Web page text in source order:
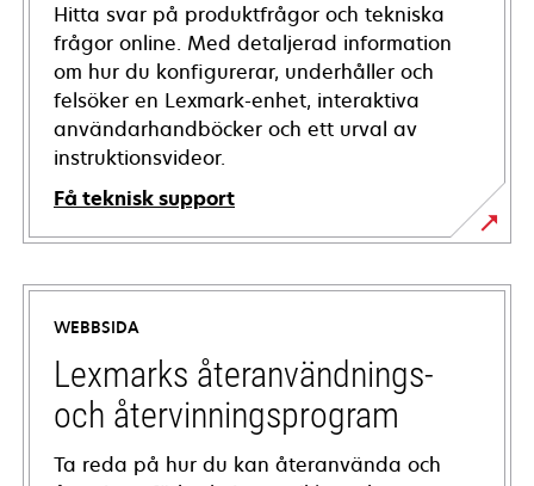
Hitta svar på produktfrågor och tekniska
frågor online. Med detaljerad information
om hur du konfigurerar, underhåller och
felsöker en Lexmark-enhet, interaktiva
användarhandböcker och ett urval av
instruktionsvideor.
Få teknisk support
opens
in
new
tab
WEBBSIDA
Lexmarks återanvändnings-
och återvinningsprogram
Ta reda på hur du kan återanvända och